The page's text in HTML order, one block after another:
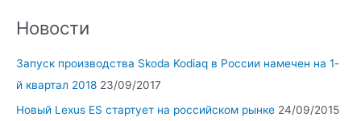
Новости
Запуск производства Skoda Kodiaq в России намечен на 1-
й квартал 2018 23/09/2017
Новый Lexus ES стартует на российском рынке 24/09/2015